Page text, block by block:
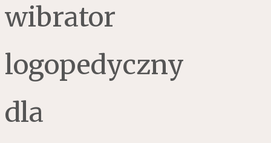
wibrator
logopedyczny
dla